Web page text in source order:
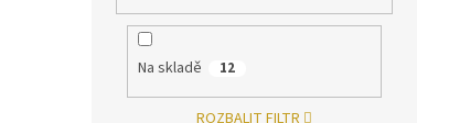
Na skladě 12
ROZBALIT FILTR